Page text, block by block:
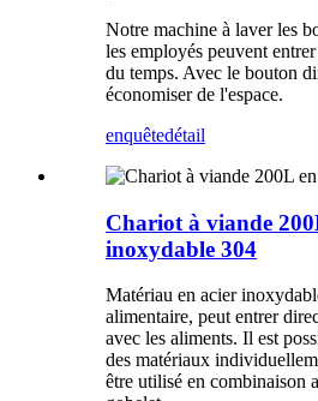
Notre machine à laver les
les employés peuvent
du temps. Avec le bouton
économiser de l'espace.
enquêtedétail
Chariot à viande
inoxydable 304
Matériau en acier
alimentaire, peut entrer
avec les aliments. Il est
des matériaux
être utilisé en combinaison